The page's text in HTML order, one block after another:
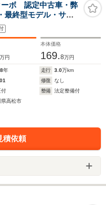
ボ 認定中古車・弊
最終型モデル・サン
ベージュレザーシ
・バックモニターフ
万円
本体価格
169.8万円
年 走行 3.0万km
修復
なし
付 整備
法定整備付
県高松市
積依頼